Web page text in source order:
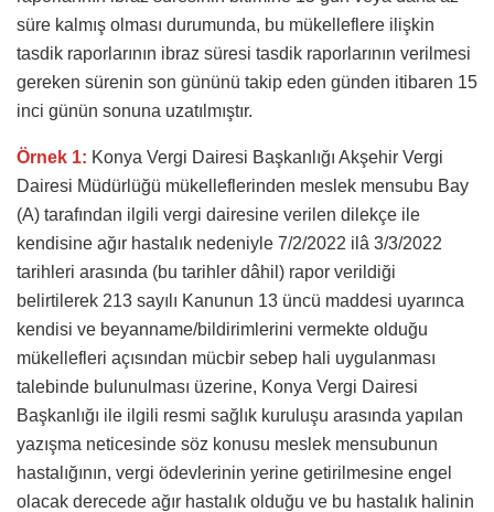
süre kalmış olması durumunda, bu mükelleflere ilişkin
tasdik raporlarının ibraz süresi tasdik raporlarının verilmesi
gereken sürenin son gününü takip eden günden itibaren 15
inci günün sonuna uzatılmıştır.
Örnek 1: Konya Vergi Dairesi Başkanlığı Akşehir Vergi
Dairesi Müdürlüğü mükelleflerinden meslek mensubu Bay
(A) tarafından ilgili vergi dairesine verilen dilekçe ile
kendisine ağır hastalık nedeniyle 7/2/2022 ilâ 3/3/2022
tarihleri arasında (bu tarihler dâhil) rapor verildiği
belirtilerek 213 sayılı Kanunun 13 üncü maddesi uyarınca
kendisi ve beyanname/bildirimlerini vermekte olduğu
mükellefleri açısından mücbir sebep hali uygulanması
talebinde bulunulması üzerine, Konya Vergi Dairesi
Başkanlığı ile ilgili resmi sağlık kuruluşu arasında yapılan
yazışma neticesinde söz konusu meslek mensubunun
hastalığının, vergi ödevlerinin yerine getirilmesine engel
olacak derecede ağır hastalık olduğu ve bu hastalık halinin